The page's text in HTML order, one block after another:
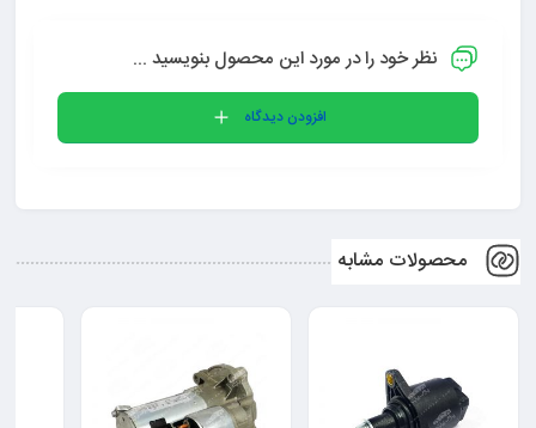
نظر خود را در مورد این محصول بنویسید ...
افزودن دیدگاه
محصولات مشابه